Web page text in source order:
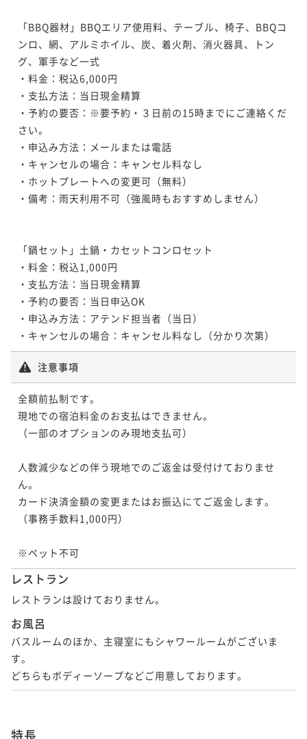
「BBQ器材」BBQエリア使用料、テーブル、椅子、BBQコ
ンロ、網、アルミホイル、炭、着火剤、消火器具、トン
グ、軍手など一式
・料金：税込6,000円
・支払方法：当日現金精算
・予約の要否：※要予約・３日前の15時までにご連絡くだ
さい。
・申込み方法：メールまたは電話
・キャンセルの場合：キャンセル料なし
・ホットプレートへの変更可（無料）
・備考：雨天利用不可（強風時もおすすめしません）
「鍋セット」土鍋・カセットコンロセット
・料金：税込1,000円
・支払方法：当日現金精算
・予約の要否：当日申込OK
・申込み方法：アテンド担当者（当日）
・キャンセルの場合：キャンセル料なし（分かり次第）
注意事項
全額前払制です。
現地での宿泊料金のお支払はできません。
（一部のオプションのみ現地支払可）
人数減少などの伴う現地でのご返金は受付けておりませ
ん。
カード決済金額の変更またはお振込にてご返金します。
（事務手数料1,000円）
※ペット不可
レストラン
レストランは設けておりません。
お風呂
バスルームのほか、主寝室にもシャワールームがございま
す。
どちらもボディーソープなどご用意しております。
特長